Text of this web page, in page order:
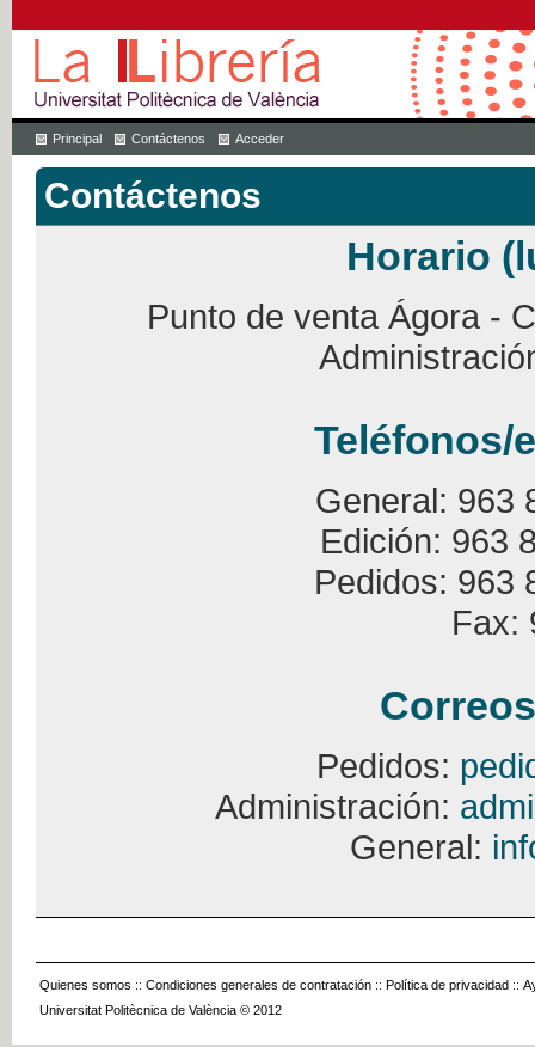
Principal Contáctenos Acceder
Contáctenos
Horario
Punto de venta Ágora -
Teléfonos/
General: 963
Edición: 963
Pedidos: 963
Fax:
Pedidos:
Administración:
General:
Quienes somos :: Condiciones generales de contratación :: Política de privacidad ::
Universitat Politècnica de València © 2012